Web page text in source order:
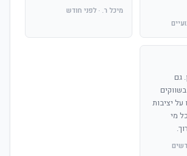
מיכל ר. · לפני חודש
גם
יציבות
מי